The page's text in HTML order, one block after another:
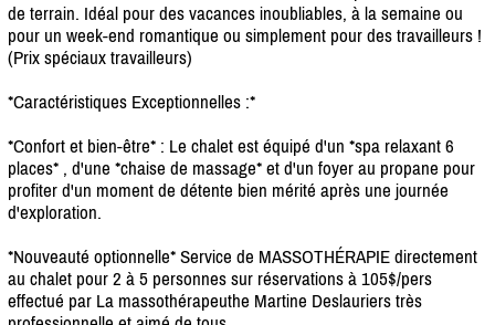
de terrain. Idéal pour des vacances inoubliables, à la semaine ou
pour un week-end romantique ou simplement pour des travailleurs !
(Prix spéciaux travailleurs)
*Caractéristiques Exceptionnelles :*
*Confort et bien-être* : Le chalet est équipé d'un *spa relaxant 6
places* , d'une *chaise de massage* et d'un foyer au propane pour
profiter d'un moment de détente bien mérité après une journée
d'exploration.
*Nouveauté optionnelle* Service de MASSOTHÉRAPIE directement
au chalet pour 2 à 5 personnes sur réservations à 105$/pers
effectué par La massothérapeuthe Martine Deslauriers très